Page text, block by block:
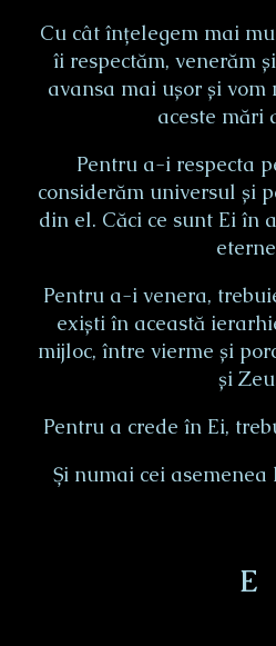
Cu cât înțelegem mai
îi respectăm, venerăm
avansa mai ușor și
aceste mări
Pentru a-i respecta
considerăm universul și
din el. Căci ce sunt Ei în
Pentru a-i venera,
exiști în această
mijloc, între vierme și
și
Pentru a crede în Ei,
Și numai cei
E